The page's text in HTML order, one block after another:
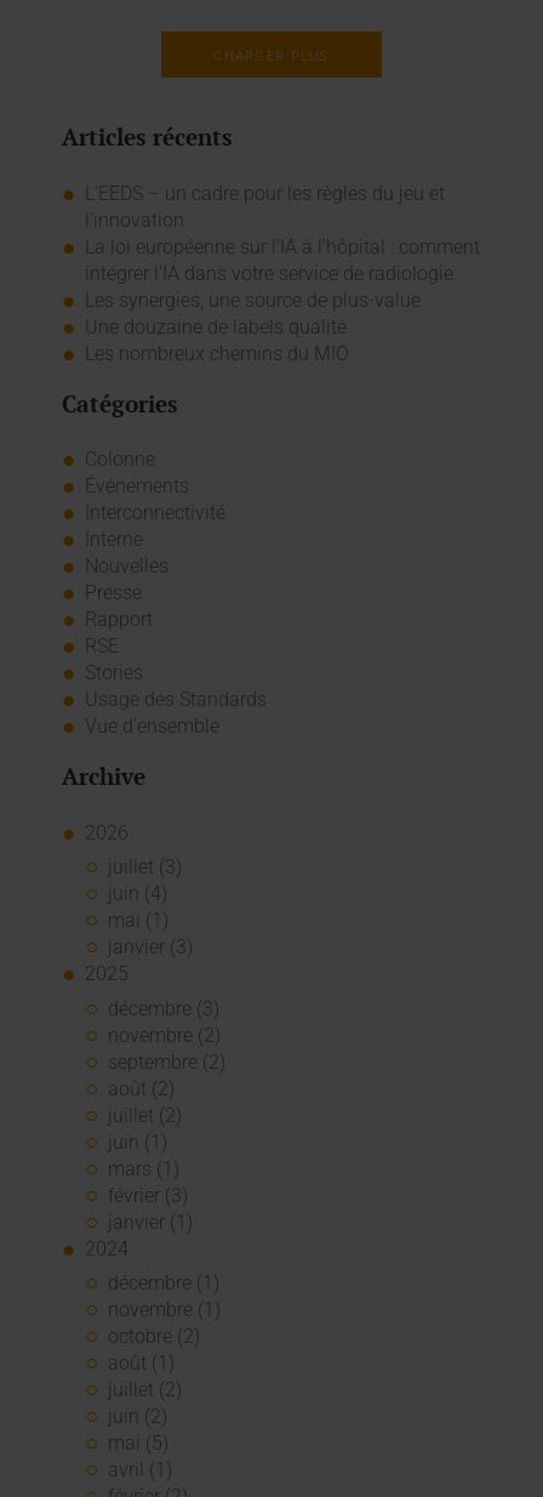
CHARGER PLUS
Articles récents
L’EEDS – un cadre pour les règles du jeu et
l’innovation
La loi européenne sur l'IA à l'hôpital : comment
intégrer l'IA dans votre service de radiologie
Les synergies, une source de plus-value
Une douzaine de labels qualité
Les nombreux chemins du MIO
Catégories
Colonne
Événements
Interconnectivité
Interne
Nouvelles
Presse
Rapport
RSE
Stories
Usage des Standards
Vue d'ensemble
Archive
2026
juillet (3)
juin (4)
mai (1)
janvier (3)
2025
décembre (3)
novembre (2)
septembre (2)
août (2)
juillet (2)
juin (1)
mars (1)
février (3)
janvier (1)
2024
décembre (1)
novembre (1)
octobre (2)
août (1)
juillet (2)
juin (2)
mai (5)
avril (1)